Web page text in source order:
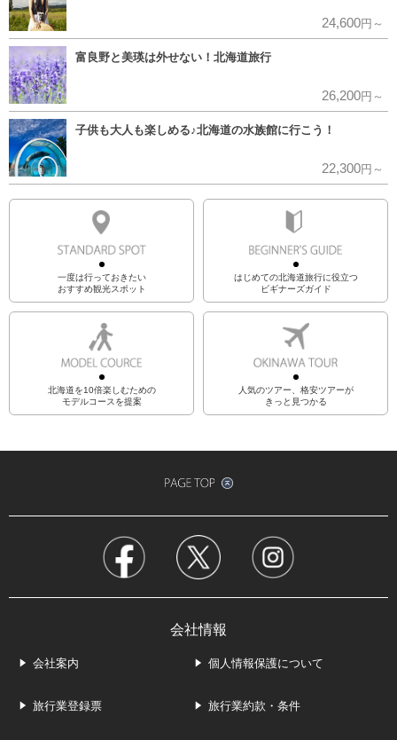
24,600円～
富良野と美瑛は外せない！北海道旅行
26,200円～
子供も大人も楽しめる♪北海道の水族館に行こう！
22,300円～
一度は行っておきたい
おすすめ観光スポット
はじめての北海道旅行に役立つ
ビギナーズガイド
北海道を10倍楽しむための
モデルコースを提案
人気のツアー、格安ツアーが
きっと見つかる
会社情報
会社案内 個人情報保護について
旅行業登録票 旅行業約款・条件